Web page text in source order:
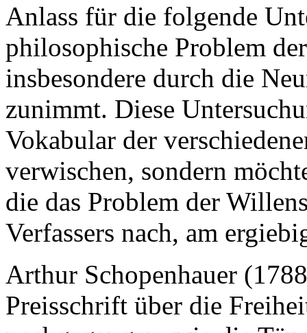
Anlass für die folgende
philosophische Problem
insbesondere durch die
zunimmt. Diese
Vokabular der
verwischen, sondern
die das Problem der
Verfassers nach, am
Arthur Schopenhauer
Preisschrift über die